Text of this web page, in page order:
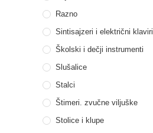
Razno
Sintisajzeri i električni klaviri
Školski i dečji instrumenti
Slušalice
Stalci
Štimeri. zvučne viljuške
Stolice i klupe